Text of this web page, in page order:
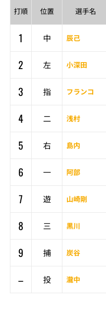
打順 位置 選手名
1 中 辰己
2
左 小深田
3
指 フランコ
4
二 浅村
5
右 島内
6
一 阿部
7
遊 山崎剛
8
三 黒川
9
捕 炭谷
–
投 瀧中